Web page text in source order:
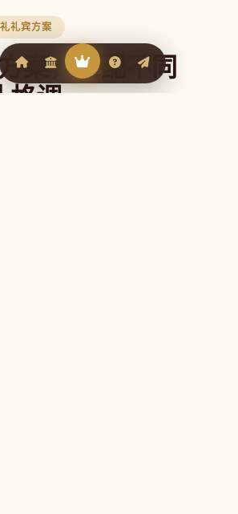
礼宾方案
案，匹配不同
格调